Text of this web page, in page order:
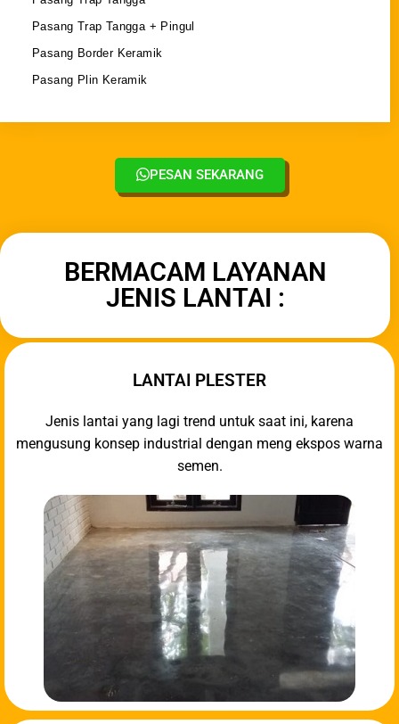
Pasang Trap Tangga + Pingul
Pasang Border Keramik
Pasang Plin Keramik
PESAN SEKARANG
BERMACAM LAYANAN
JENIS LANTAI :
LANTAI PLESTER
Jenis lantai yang lagi trend untuk saat ini, karena
mengusung konsep industrial dengan meng ekspos warna
semen.